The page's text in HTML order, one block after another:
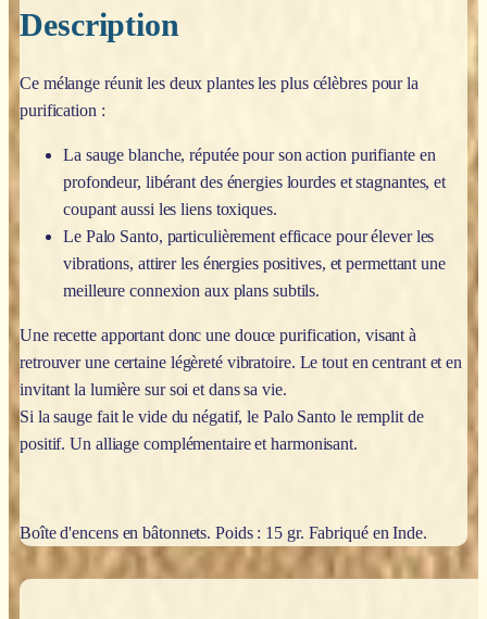
Description
Ce mélange réunit les deux plantes les plus célèbres pour la
purification :
La sauge blanche, réputée pour son action purifiante en
profondeur, libérant des énergies lourdes et stagnantes, et
coupant aussi les liens toxiques.
Le Palo Santo, particulièrement efficace pour élever les
vibrations, attirer les énergies positives, et permettant une
meilleure connexion aux plans subtils.
Une recette apportant donc une douce purification, visant à
retrouver une certaine légèreté vibratoire. Le tout en centrant et en
invitant la lumière sur soi et dans sa vie.
Si la sauge fait le vide du négatif, le Palo Santo le remplit de
positif. Un alliage complémentaire et harmonisant.
Boîte d'encens en bâtonnets. Poids : 15 gr. Fabriqué en Inde.